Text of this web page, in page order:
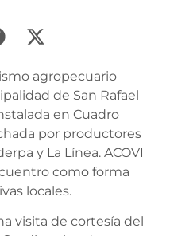
agropecuario
de San Rafael
en Cuadro
por productores
y La Línea. ACOVI
como forma
locales.
visita de cortesía del